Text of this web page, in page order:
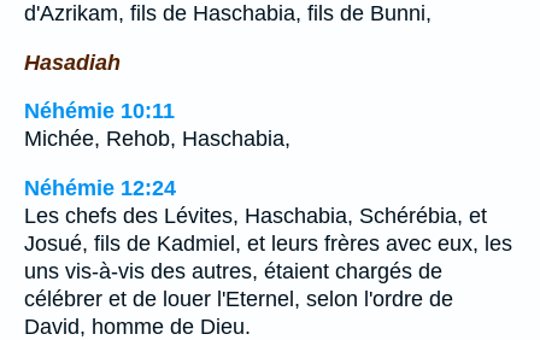
d'Azrikam, fils de Haschabia, fils de Bunni,
Hasadiah
Néhémie 10:11
Michée, Rehob, Haschabia,
Néhémie 12:24
Les chefs des Lévites, Haschabia, Schérébia, et
Josué, fils de Kadmiel, et leurs frères avec eux, les
uns vis-à-vis des autres, étaient chargés de
célébrer et de louer l'Eternel, selon l'ordre de
David, homme de Dieu.